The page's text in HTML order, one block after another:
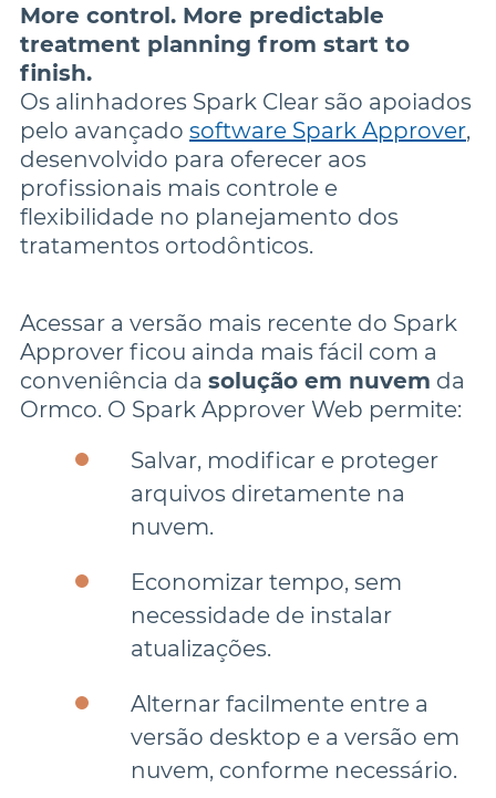
More control. More predictable
treatment planning from start to
finish.
Os alinhadores Spark Clear são apoiados
pelo avançado software Spark Approver,
desenvolvido para oferecer aos
profissionais mais controle e
flexibilidade no planejamento dos
tratamentos ortodônticos.
Acessar a versão mais recente do Spark
Approver ficou ainda mais fácil com a
conveniência da solução em nuvem da
Ormco. O Spark Approver Web permite:
Salvar, modificar e proteger
arquivos diretamente na
Economizar tempo, sem
necessidade de instalar
Alternar facilmente entre a
versão desktop e a versão em
nuvem, conforme necessário.